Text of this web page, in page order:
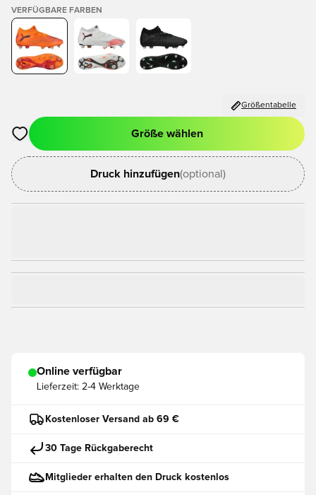
VERFÜGBARE FARBEN
Größentabelle
Öffnet ein Fenster zum Anmelden oder Registrieren als
Größe wählen
Druck hinzufügen(optional)
Online verfügbar
Lieferzeit: 2-4 Werktage
Kostenloser Versand ab 69 €
30 Tage Rückgaberecht
Mitglieder erhalten den Druck kostenlos